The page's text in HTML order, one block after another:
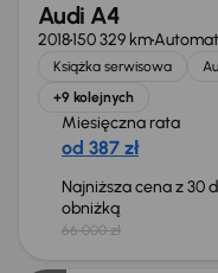
Audi A4
2018150 329 kmAutomat
Książka serwisowa
+9 kolejnych
Miesięczna rata
od 387 zł
Najniższa cena z 30
obniżką
66 000 zł